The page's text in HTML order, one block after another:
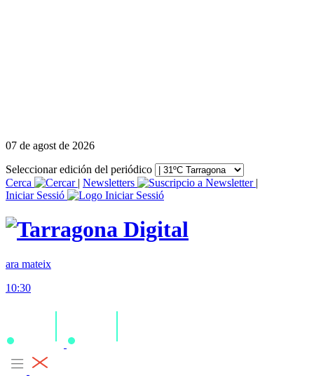
07 de agost de 2026
Seleccionar edición del periódico
Cerca
| Newsletters
|
Iniciar Sessió
ara mateix
10:30